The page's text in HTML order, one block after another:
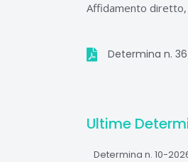
Affidamento diretto,
Determina n. 36
Ultime
Determina n. 10-